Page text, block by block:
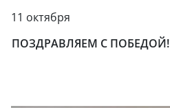
11 октября
ПОЗДРАВЛЯЕМ С ПОБЕДОЙ!